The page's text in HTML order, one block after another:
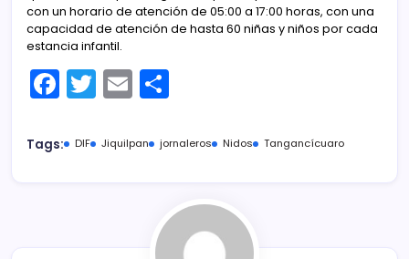
con un horario de atención de 05:00 a 17:00 horas, con una
capacidad de atención de hasta 60 niñas y niños por cada
estancia infantil.
F
a
c
T
w
itt
E
m
ai m
ar
tir
Tags: DIF Jiquilpan jornaleros Nidos Tangancícuaro